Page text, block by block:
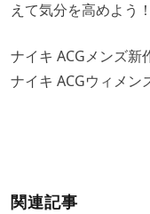
えて気分を高めよう！
ナイキ ACGメンズ新
ナイキ ACGウィメン
関連記事